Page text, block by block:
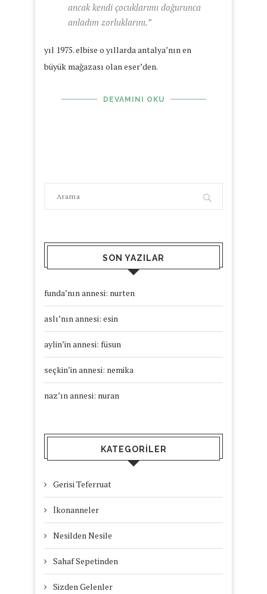
ancak kendi çocuklarımı doğurunca
anladım zorluklarını.”
yıl 1975. elbise o yıllarda antalya’nın en
büyük mağazası olan eser’den.
DEVAMINI OKU
SON YAZILAR
funda’nın annesi: nurten
aslı’nın annesi: esin
aylin’in annesi: füsun
seçkin’in annesi: nemika
naz’ın annesi: nuran
KATEGORILER
Gerisi Teferruat
İkonanneler
Nesilden Nesile
Sahaf Sepetinden
Sizden Gelenler